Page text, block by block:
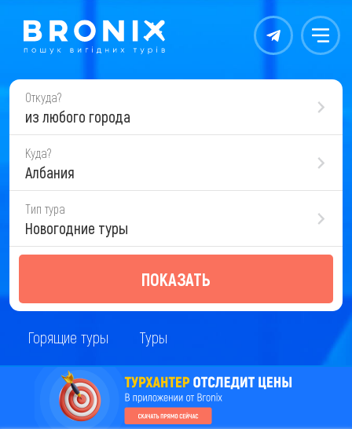
Контакты Меню
Откуда?
из любого города
Куда?
Албания
Тип тура
Новогодние туры
ПОКАЗАТЬ
Горящие туры Туры